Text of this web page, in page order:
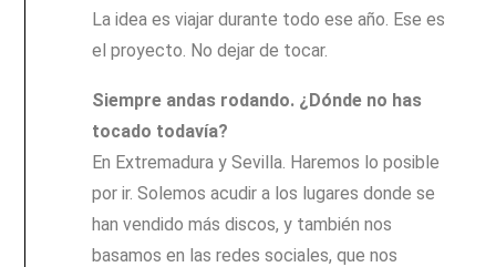
La idea es viajar durante todo ese año. Ese es
el proyecto. No dejar de tocar.
Siempre andas rodando. ¿Dónde no has
tocado todavía?
En Extremadura y Sevilla. Haremos lo posible
por ir. Solemos acudir a los lugares donde se
han vendido más discos, y también nos
basamos en las redes sociales, que nos